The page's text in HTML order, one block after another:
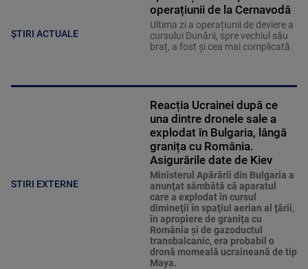
ȘTIRI ACTUALE
operațiunii de la Cernavodă
Ultima zi a operațiunii de deviere a
cursului Dunării, spre vechiul său
braț, a fost și cea mai complicată.
STIRI EXTERNE
Reacția Ucrainei după ce
una dintre dronele sale a
explodat în Bulgaria, lângă
granița cu România.
Asigurările date de Kiev
Ministerul Apărării din Bulgaria a
anunţat sâmbătă că aparatul
care a explodat în cursul
dimineţii în spaţiul aerian al ţării,
în apropiere de graniţa cu
România şi de gazoductul
transbalcanic, era probabil o
dronă momeală ucraineană de tip
Maya.